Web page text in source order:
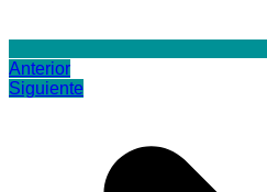
Anterior
Siguiente